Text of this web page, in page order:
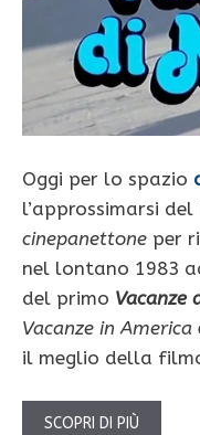
Oggi per lo spazio
l’approssimarsi
cinepanettone per
nel lontano 1983
del primo Vacanze
Vacanze in America
il meglio della
SCOPRI DI PIÙ